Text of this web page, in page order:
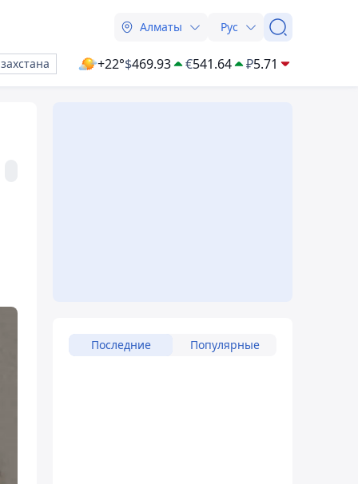
Алматы Рус
+22°$469.93 €541.64 ₽5.71
Последние Популярные